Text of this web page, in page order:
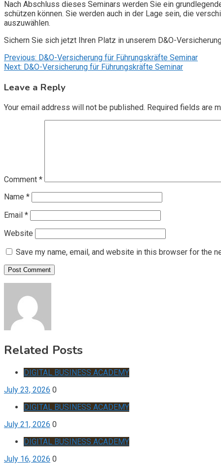
Nach Abschluss dieses Seminars werden Sie ein
schützen können. Sie werden auch in der Lage sein, die
auszuwählen.
Sichern Sie sich jetzt Ihren Platz in unserem D&O-
Post
navigation
Previous: D&O-Versicherung für Führungskräfte Seminar
Next: D&O-Versicherung für Führungskräfte Seminar
Leave a Reply
Your email address will not be published. Required fields are
Comment *
Name *
Email *
Website
Save my name, email, and website in this browser for the
Related Posts
DIGITAL BUSINESS ACADEMY
July 23, 2026 0
DIGITAL BUSINESS ACADEMY
July 21, 2026 0
DIGITAL BUSINESS ACADEMY
July 16, 2026 0